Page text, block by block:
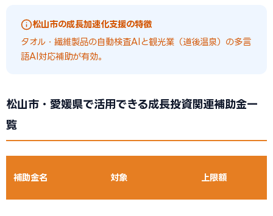
松山市の成長加速化支援の特徴
タオル・繊維製品の自動検査AIと観光業（道後温泉）の多言
語AI対応補助が有効。
松山市・愛媛県で活用できる成長投資関連補助金一
覧
補助金名 対象 上限額